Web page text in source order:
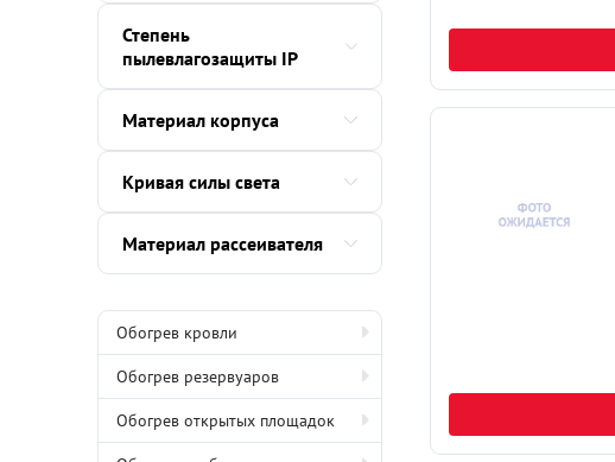
Степень
пылевлагозащиты IP
Материал корпуса
Кривая силы света
Материал рассеивателя
Обогрев кровли
Обогрев резервуаров
Обогрев открытых площадок